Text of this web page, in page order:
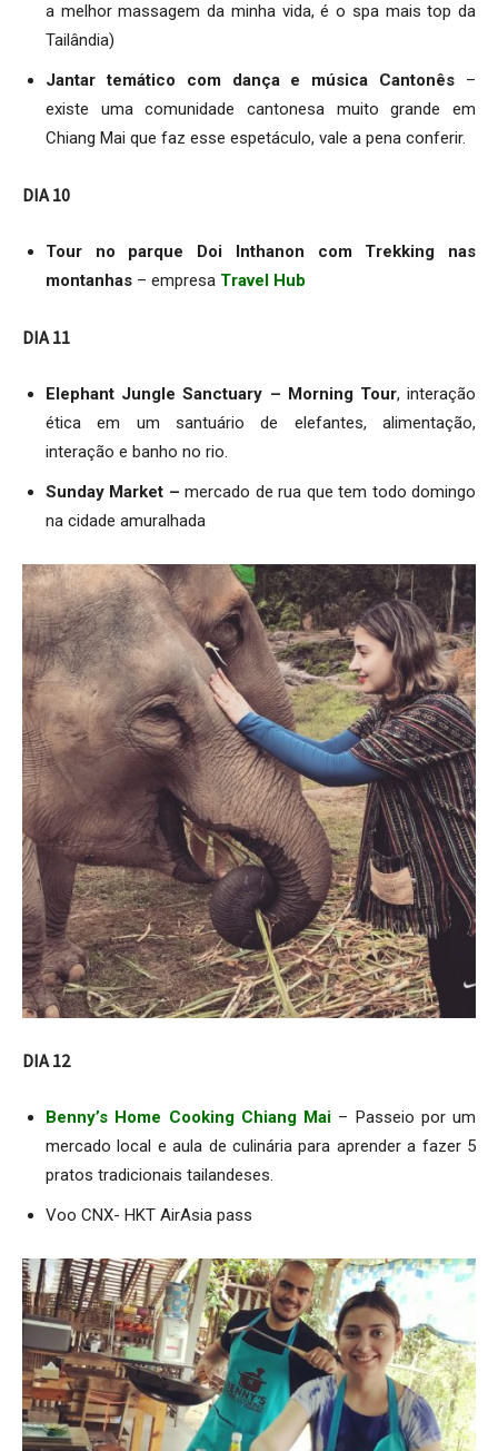
a melhor massagem da minha vida, é o spa mais top da
Tailândia)
Jantar temático com dança e música Cantonês –
existe uma comunidade cantonesa muito grande em
Chiang Mai que faz esse espetáculo, vale a pena conferir.
DIA 10
Tour no parque Doi Inthanon com Trekking nas
montanhas – empresa Travel Hub
DIA 11
Elephant Jungle Sanctuary – Morning Tour, interação
ética em um santuário de elefantes, alimentação,
interação e banho no rio.
Sunday Market – mercado de rua que tem todo domingo
na cidade amuralhada
DIA 12
Benny’s Home Cooking Chiang Mai – Passeio por um
mercado local e aula de culinária para aprender a fazer 5
pratos tradicionais tailandeses.
Voo CNX- HKT AirAsia pass